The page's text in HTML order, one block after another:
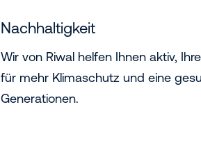
Nachhaltigkeit
Wir von Riwal helfen Ihnen aktiv,
für mehr Klimaschutz und eine
Generationen.